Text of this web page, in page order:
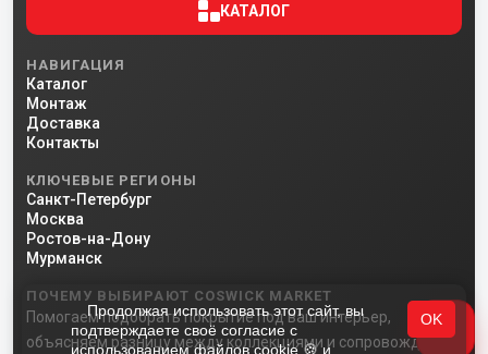
КАТАЛОГ
НАВИГАЦИЯ
Каталог
Монтаж
Доставка
Контакты
КЛЮЧЕВЫЕ РЕГИОНЫ
Санкт-Петербург
Москва
Ростов-на-Дону
Мурманск
ПОЧЕМУ ВЫБИРАЮТ COSWICK MARKET
Помогаем подобрать покрытие под ваш интерьер,
объясняем разницу между коллекциями и сопровождаем
Продолжая использовать этот сайт, вы
подтверждаете своё согласие с
использованием файлов cookie 🍪 и
OK